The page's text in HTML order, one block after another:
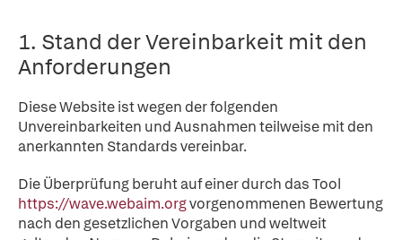
1. Stand der Vereinbarkeit mit den
Anforderungen
Diese Website ist wegen der folgenden
Unvereinbarkeiten und Ausnahmen teilweise mit den
anerkannten Standards vereinbar.
Die Überprüfung beruht auf einer durch das Tool
https://wave.webaim.orgvorgenommenen Bewertung
nach den gesetzlichen Vorgaben und weltweit